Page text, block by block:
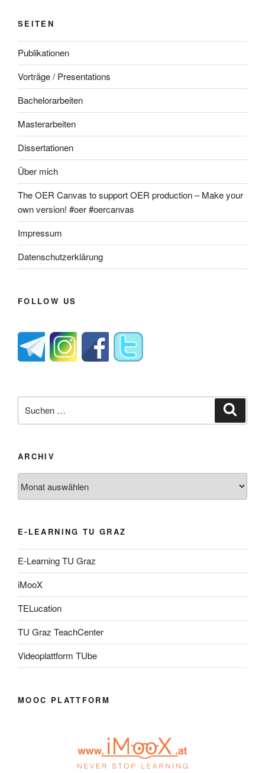
SEITEN
Publikationen
Vorträge / Presentations
Bachelorarbeiten
Masterarbeiten
Dissertationen
Über mich
The OER Canvas to support OER production – Make your
own version! #oer #oercanvas
Impressum
Datenschutzerklärung
FOLLOW US
nach:
ARCHIV
E-LEARNING TU GRAZ
E-Learning TU Graz
iMooX
TELucation
TU Graz TeachCenter
Videoplattform TUbe
MOOC PLATTFORM